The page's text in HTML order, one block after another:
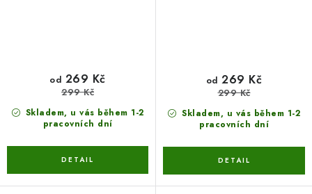
Skladem, u vás během 1-2
pracovních dní
od 269 Kč
299 Kč
Skladem, u vás během 1-2
pracovních dní
od 269 Kč
299 Kč